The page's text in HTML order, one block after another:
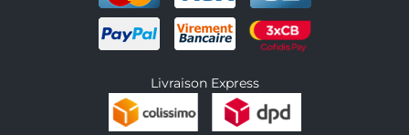
Livraison Express